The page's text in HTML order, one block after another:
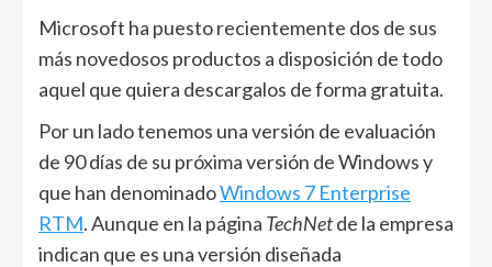
Microsoft ha puesto recientemente dos de sus
más novedosos productos a disposición de todo
aquel que quiera descargalos de forma gratuita.
Por un lado tenemos una versión de evaluación
de 90 días de su próxima versión de Windows y
que han denominadoWindows 7 Enterprise
RTM. Aunque en la página TechNetde la empresa
indican que es una versión diseñada